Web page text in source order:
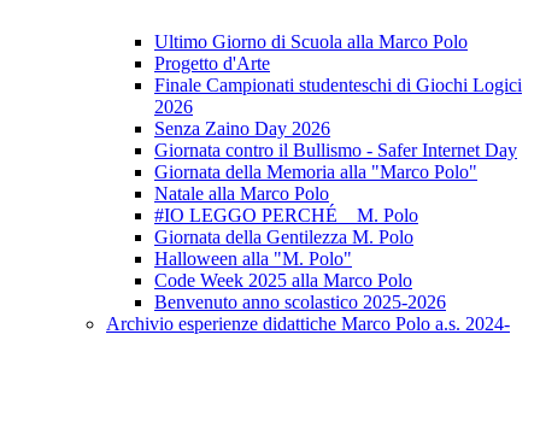
Ultimo Giorno di Scuola alla Marco Polo
Progetto d'Arte
Finale Campionati studenteschi di Giochi Logici
2026
Senza Zaino Day 2026
Giornata contro il Bullismo - Safer Internet Day
Giornata della Memoria alla "Marco Polo"
Natale alla Marco Polo
#IO LEGGO PERCHÉ _ M. Polo
Giornata della Gentilezza M. Polo
Halloween alla "M. Polo"
Code Week 2025 alla Marco Polo
Benvenuto anno scolastico 2025-2026
Archivio esperienze didattiche Marco Polo a.s. 2024-